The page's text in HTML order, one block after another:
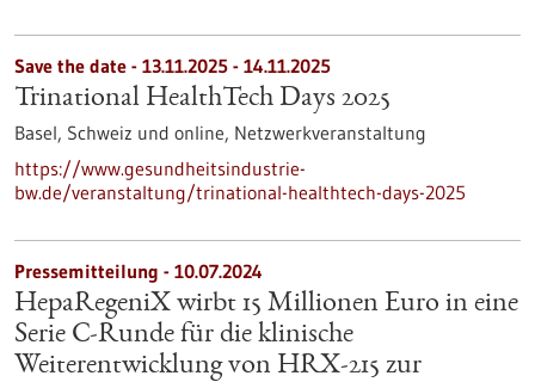
Save the date - 13.11.2025 - 14.11.2025
Trinational HealthTech Days 2025
Basel, Schweiz und online, Netzwerkveranstaltung
https://www.gesundheitsindustrie-
bw.de/veranstaltung/trinational-healthtech-days-2025
Pressemitteilung - 10.07.2024
HepaRegeniX wirbt 15 Millionen Euro in eine
Serie C-Runde für die klinische
Weiterentwicklung von HRX-215 zur